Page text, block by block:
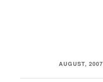
AUGUST, 2007